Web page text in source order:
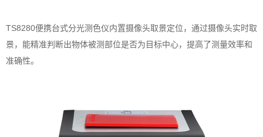
TS8280便携台式分光测色仪内置摄像头取景定位，通过摄像头实时取
景，能精准判断出物体被测部位是否为目标中心，提高了测量效率和
准确性。